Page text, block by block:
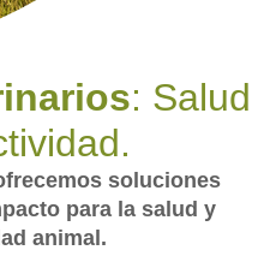
: Salud
soluciones
para la salud y
animal.